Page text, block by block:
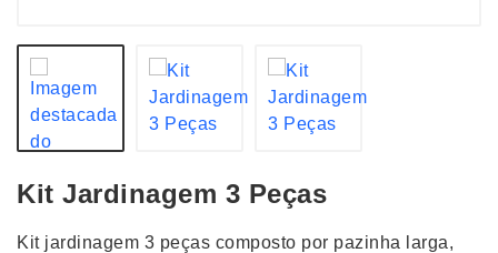
Kit Jardinagem 3 Peças
Kit jardinagem 3 peças composto por pazinha larga,